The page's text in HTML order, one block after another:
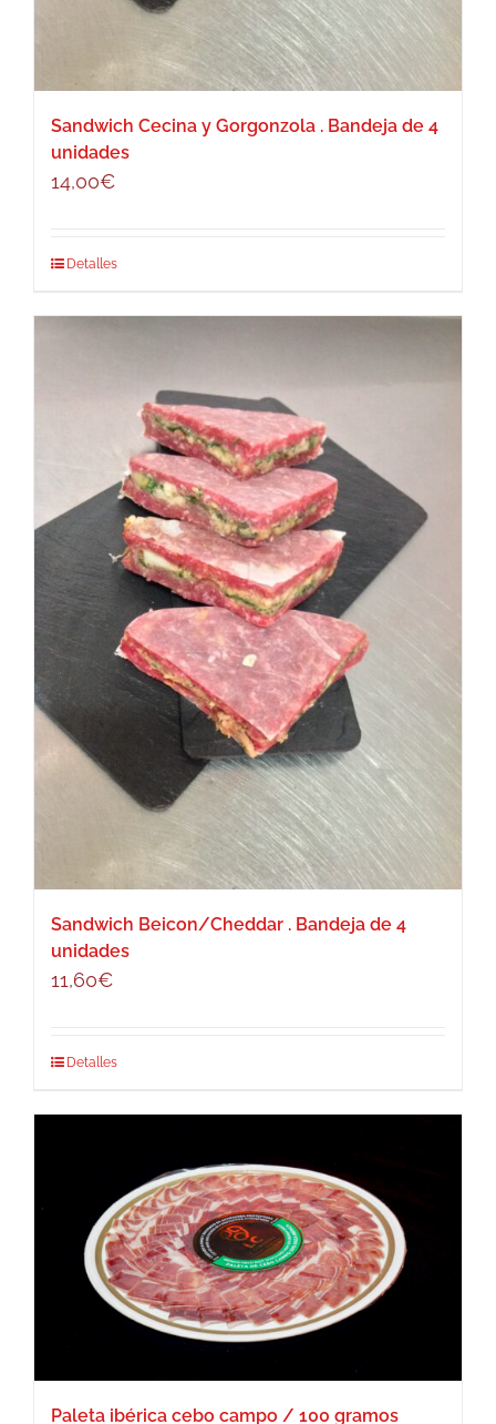
Sandwich Cecina y Gorgonzola . Bandeja de 4
unidades
14,00€
Detalles
Sandwich Beicon/Cheddar . Bandeja de 4
unidades
11,60€
Detalles
Paleta ibérica cebo campo / 100 gramos